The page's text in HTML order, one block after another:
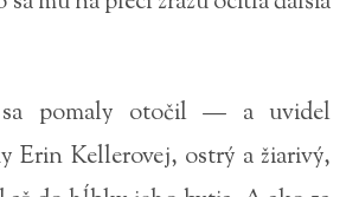
sa pomaly otočil — a uvidel
Erin Kellerovej, ostrý a žiarivý,